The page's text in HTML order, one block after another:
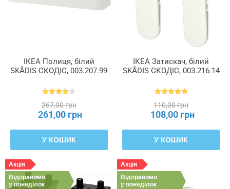
ІКЕА Полиця, білий
SKÅDIS СКОДІС, 003.207.99
267,00 грн
261,00 грн
У КОШИК
ІКЕА Затискач, білий
SKÅDIS СКОДІС, 003.216.14
110,00 грн
108,00 грн
У КОШИК
Акція
Відправимо
у понеділок
Акція
Відправимо
у понеділок